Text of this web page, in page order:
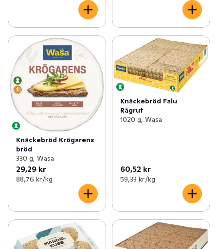
Knäckebröd Krögarens
bröd
330 g, Wasa
29,29 kr
88,76 kr /kg
Knäckebröd Falu
Rågrut
1020 g, Wasa
60,52 kr
59,33 kr /kg